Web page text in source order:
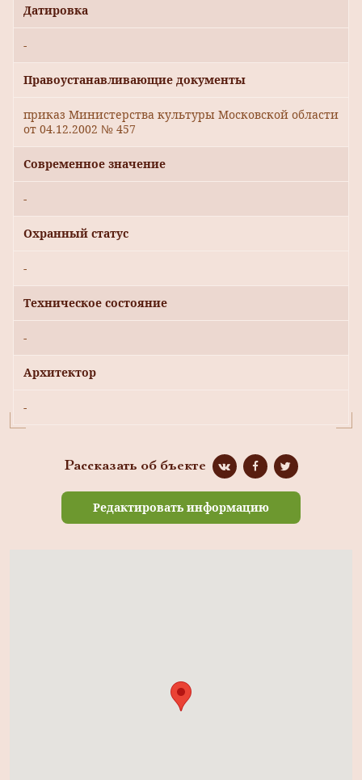
Датировка
-
Правоустанавливающие документы
приказ Министерства культуры Московской области
от 04.12.2002 № 457
Современное значение
-
Охранный статус
-
Техническое состояние
-
Архитектор
-
Рассказать об бъекте
Редактировать информацию